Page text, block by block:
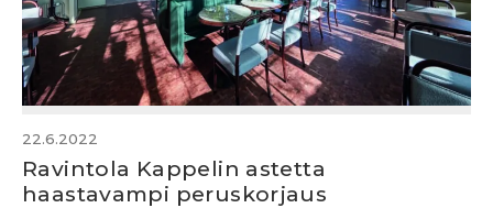
22.6.2022
Ravintola Kappelin astetta
haastavampi peruskorjaus